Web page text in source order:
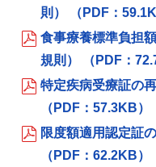
則） （PDF：
食事療養標準負担
規則） （PDF：
特定疾病受療証の
（PDF：57.3KB）
限度額適用認定証
（PDF：62.2KB）